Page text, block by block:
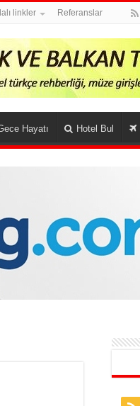
linkler Referanslar
Hayatı Hotel Bul